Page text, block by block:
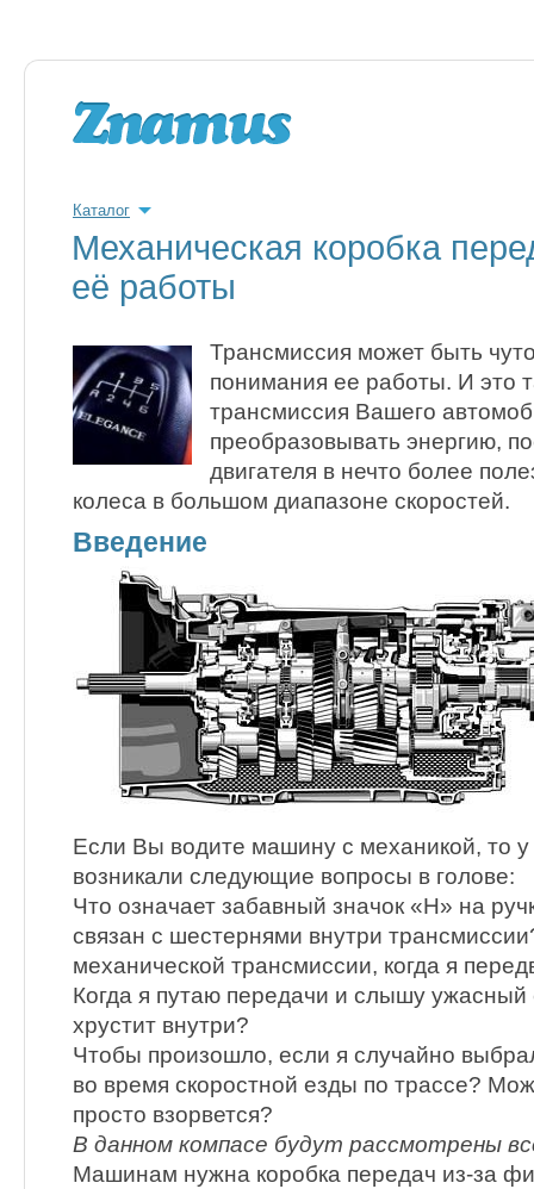
Каталог
Механическая коробка
её работы
Трансмиссия может быть
понимания ее работы. И это
трансмиссия Вашего
преобразовывать энергию,
двигателя в нечто более
колеса в большом диапазоне скоростей.
Введение
Если Вы водите машину с механикой, то
возникали следующие вопросы в голове:
Что означает забавный значок «H» на
связан с шестернями внутри
механической трансмиссии, когда я
Когда я путаю передачи и слышу ужасный
хрустит внутри?
Чтобы произошло, если я случайно
во время скоростной езды по трассе?
просто взорвется?
В данном компасе будут рассмотрены
Машинам нужна коробка передач из-за